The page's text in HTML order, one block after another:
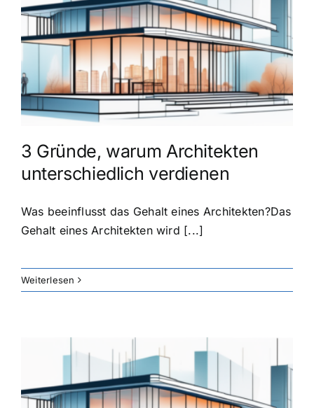
3 Gründe, warum Architekten
unterschiedlich verdienen
Was beeinflusst das Gehalt eines Architekten?Das
Gehalt eines Architekten wird [...]
Weiterlesen